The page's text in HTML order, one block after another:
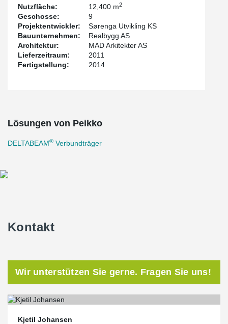
Nutzfläche: 12,400 m2
Geschosse:
9
Projektentwickler:
Sørenga Utvikling KS
Bauunternehmen:
Realbygg AS
Architektur:
MAD Arkitekter AS
Lieferzeitraum:
2011
Fertigstellung:
2014
Lösungen von Peikko
DELTABEAM® Verbundträger
Kontakt
Wir unterstützen Sie gerne. Fragen Sie uns!
Kjetil Johansen